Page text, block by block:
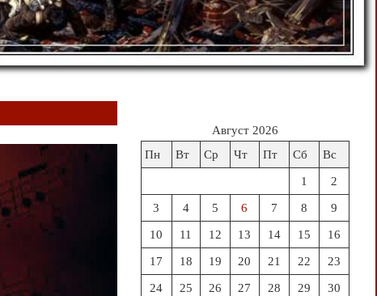
Август 2026
Пн
Вт Ср Чт Пт Сб Вс
1 2
3 4 5 6 7 8 9
10 11 12 13 14 15 16
17 18 19 20 21 22 23
24 25 26 27 28 29 30